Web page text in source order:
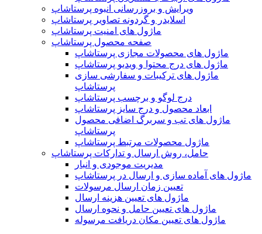
ویرایش و بروزرسانی انبوه پرستاشاپ
اسلایدر و گردونه تصاویر پرستاشاپ
ماژول های امنیت پرستاشاپ
صفحه محصول پرستاشاپ
ماژول های محصولات مجازی پرستاشاپ
ماژول های درج محتوا و ویدیو پرستاشاپ
ماژول های ترکیبات و سفارشی سازی
پرستاشاپ
درج لوگو و برچسب پرستاشاپ
ابعاد محصول و درج سایز پرستاشاپ
ماژول های تب و سربرگ اضافی محصول
پرستاشاپ
ماژول محصولات مرتبط پرستاشاپ
حامل، روش ارسال و تدارکات پرستاشاپ
مدیریت موجودی و انبار
ماژول های آماده سازی و ارسال در پرستاشاپ
تعیین زمان ارسال مرسولات
ماژول های تعیین هزینه ارسال
ماژول های تعیین حامل و نحوه ارسال
ماژول های تعیین مکان دریافت مرسوله